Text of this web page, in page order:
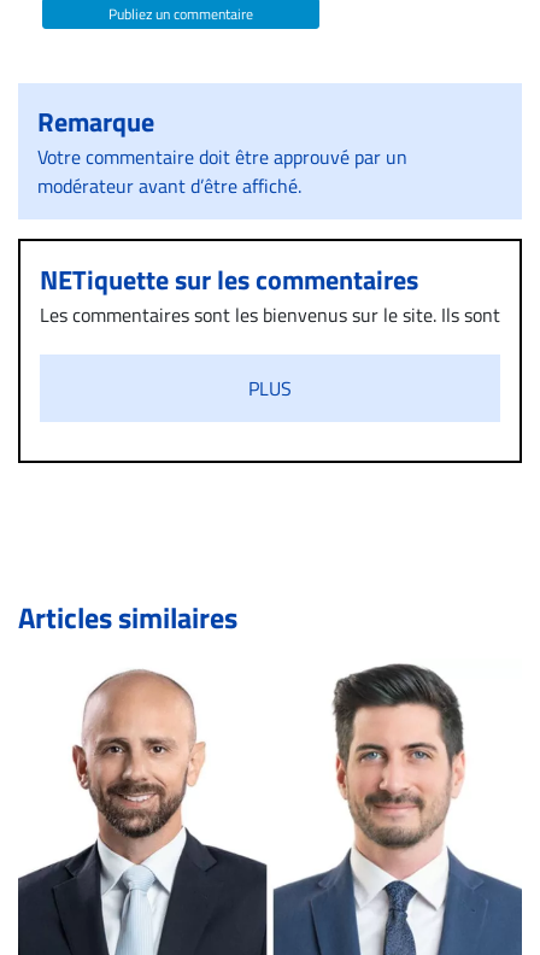
Publiez un commentaire
Remarque
Votre commentaire doit être approuvé par un
modérateur avant d’être affiché.
NETiquette sur les commentaires
Les commentaires sont les bienvenus sur le site. Ils sont
diffamatoire. Si malgré cette politique de modération,
un commentaire publié sur le site vous dérange, prenez
immédiatement contact par courriel (info@droit-
de validation, un droit de réponse.
La Rédaction de Droit-inc.com
PLUS
Articles similaires